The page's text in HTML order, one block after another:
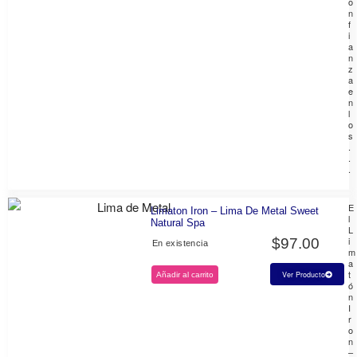
n
f
i
a
n
z
a
e
n
l
o
s
.
.
.
Limaton Iron – Lima De Metal Sweet
Natural Spa
En existencia $97.00
Añadir al carrito Ver Producto
E
l
L
i
m
a
t
ó
n
I
r
o
n
–